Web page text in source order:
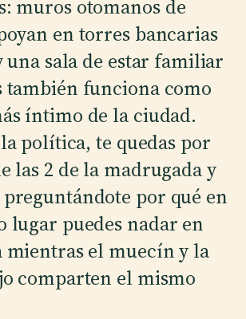
muros otomanos de
en torres bancarias
una sala de estar familiar
también funciona como
íntimo de la ciudad.
política, te quedas por
las 2 de la madrugada y
por qué en
lugar puedes nadar en
mientras el muecín y la
comparten el mismo